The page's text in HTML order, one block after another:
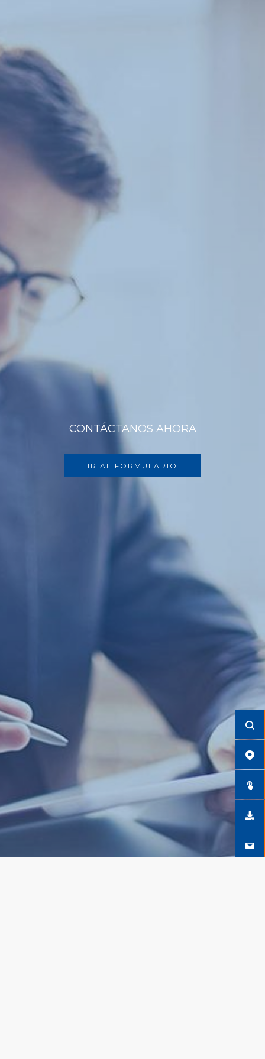
CONTÁCTANOS AHORA
IR AL FORMULARIO